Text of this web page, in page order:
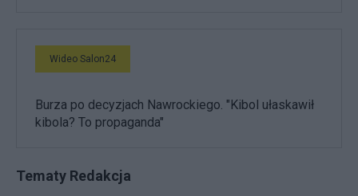
Wideo Salon24
Burza po decyzjach Nawrockiego. "Kibol ułaskawił
kibola? To propaganda"
Tematy Redakcja